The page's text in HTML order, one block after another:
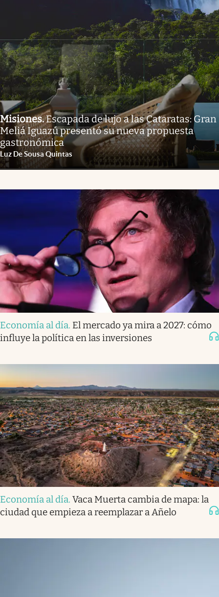
Misiones.Escapada de lujo a las Cataratas: Gran
Meliá Iguazú presentó su nueva propuesta
gastronómica
Luz De Sousa Quintas
Economía al día. El mercado ya mira a 2027: cómo
influye la política en las inversiones
Economía al día. Vaca Muerta cambia de mapa: la
ciudad que empieza a reemplazar a Añelo